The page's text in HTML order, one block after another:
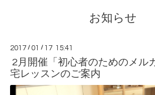
お知らせ
2017 /01 / 17 15:41
2月開催「初心者のためのメル
宅レッスンのご案内